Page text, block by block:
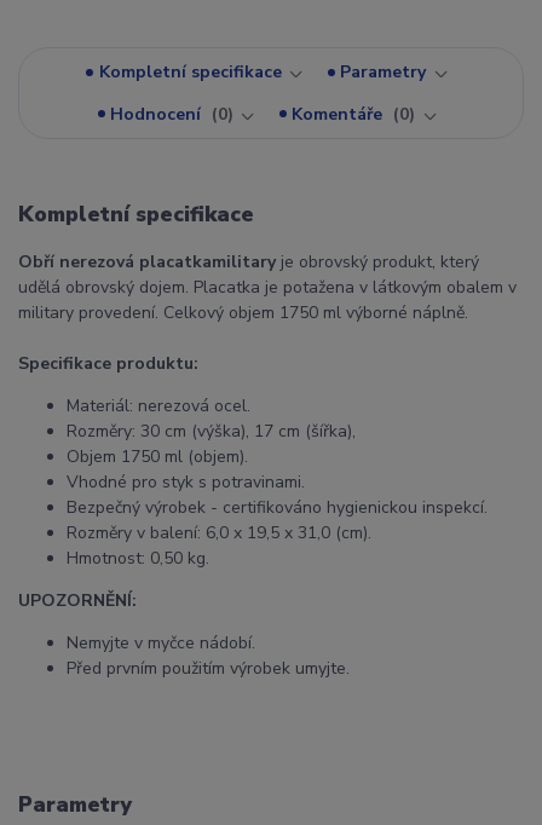
Kompletní specifikace
Parametry
Hodnocení
0 Komentáře 0
Kompletní specifikace
Obří nerezová placatkamilitary je obrovský produkt, který
udělá obrovský dojem. Placatka je potažena v látkovým obalem v
military provedení. Celkový objem 1750 ml výborné náplně.
Specifikace produktu:
Materiál: nerezová ocel.
Rozměry: 30 cm (výška), 17 cm (šířka),
Objem 1750 ml (objem).
Vhodné pro styk s potravinami.
Bezpečný výrobek - certifikováno hygienickou inspekcí.
Rozměry v balení: 6,0 x 19,5 x 31,0 (cm).
Hmotnost: 0,50 kg.
UPOZORNĚNÍ:
Nemyjte v myčce nádobí.
Před prvním použitím výrobek umyjte.
Parametry